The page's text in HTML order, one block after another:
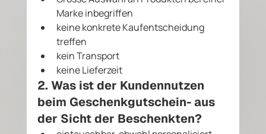
Marke inbegriffen
keine konkrete Kaufentscheidung
treffen
kein Transport
keine Lieferzeit
2. Was ist der Kundennutzen
beim Geschenkgutschein- aus
der Sicht der Beschenkten?